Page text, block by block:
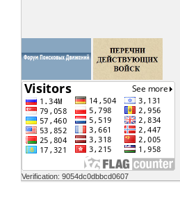
Verification: 9054dc0dbbcd0607